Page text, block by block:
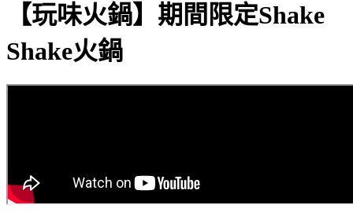
【玩味火鍋】期間限定Shake
Shake火鍋